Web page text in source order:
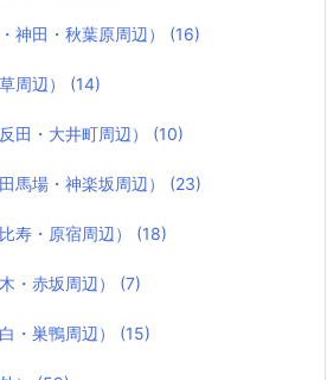
神田・秋葉原周辺） (16)
周辺） (14)
田・大井町周辺） (10)
馬場・神楽坂周辺） (23)
寿・原宿周辺） (18)
・赤坂周辺） (7)
・巣鴨周辺） (15)